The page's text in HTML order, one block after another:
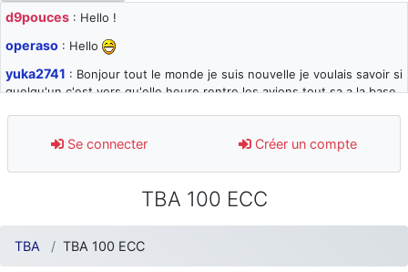
d9pouces : Hello !
operaso : Hello
yuka2741 : Bonjour tout le monde je suis nouvelle je voulais savoir si
quelqu'un c'est vers qu'elle heure rentre les avions tout sa a la base
d9pouces: désolé pour les quelques blocages du site ces derniers
jours : je teste des méthodes contre le spam et les bots trop nocifs
: Super, la nouvelle bannière
d9pouces: je suis un avion@,._,+ > lesquels ? je ne suis pas sûr de
comprendre
Se connecter Créer un compte
TBA 100 ECC
TBA TBA 100 ECC